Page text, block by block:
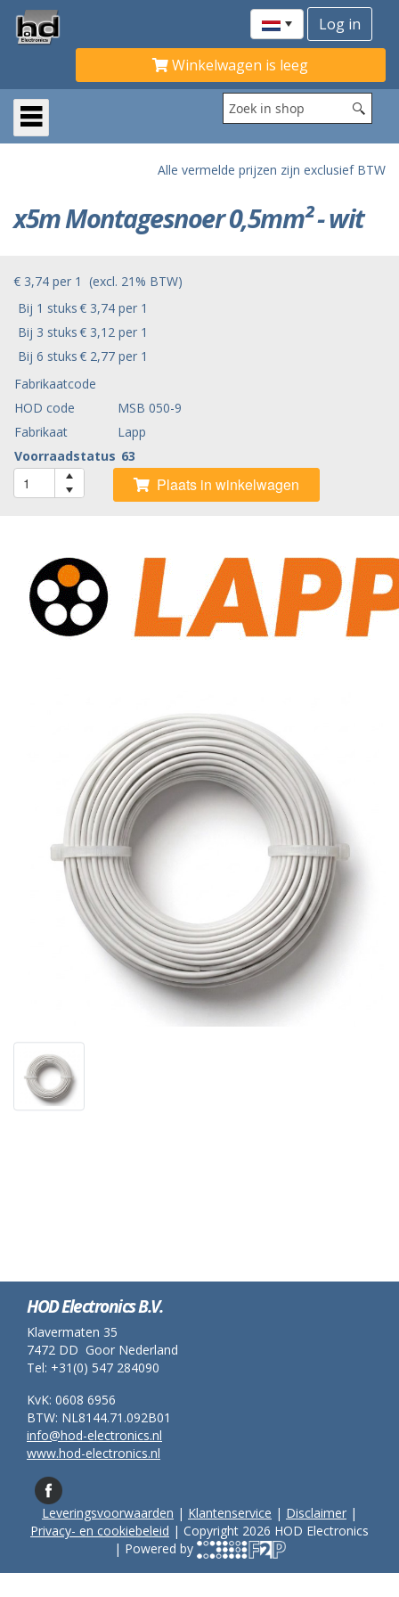
Winkelwagen is leeg
Alle vermelde prijzen zijn exclusief BTW
x5m Montagesnoer 0,5mm² - wit
€ 3,74 per 1 (excl. 21% BTW)
Bij 1 stuks€ 3,74 per 1
Bij 3 stuks€ 3,12 per 1
Bij 6 stuks€ 2,77 per 1
Fabrikaatcode
HOD code
MSB 050-9
Fabrikaat
Lapp
Voorraadstatus 63
Plaats in winkelwagen
HOD Electronics B.V.
Klavermaten 35
7472 DD Goor Nederland
Tel: +31(0) 547 284090
KvK: 0608 6956
BTW: NL8144.71.092B01
info@hod-electronics.nl
www.hod-electronics.nl
Leveringsvoorwaarden | Klantenservice | Disclaimer |
Privacy- en cookiebeleid | Copyright 2026 HOD Electronics
| Powered by